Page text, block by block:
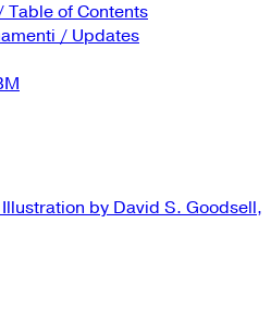
of Contents
/ Updates